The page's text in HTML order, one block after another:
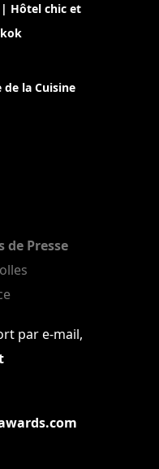
| Hôtel chic et
la Cuisine
Presse
par e-mail,